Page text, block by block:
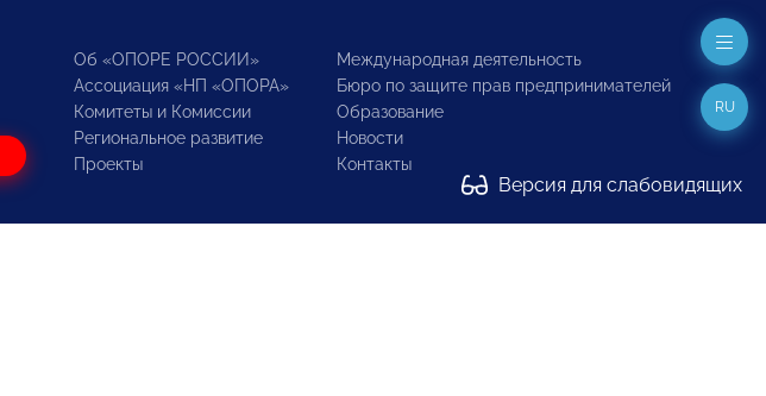
Об «ОПОРЕ РОССИИ»
Ассоциация «НП «ОПОРА»
Комитеты и Комиссии
Региональное развитие
Проекты
Международная деятельность
Бюро по защите прав предпринимателей
Образование
Новости
Контакты
Версия для слабовидящих
RU